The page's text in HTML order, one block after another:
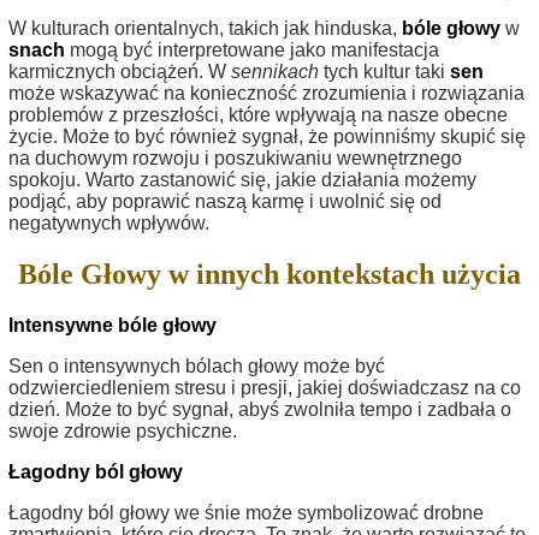
W kulturach orientalnych, takich jak hinduska, bóle głowy w
snach mogą być interpretowane jako manifestacja
karmicznych obciążeń. W sennikach tych kultur taki sen
może wskazywać na konieczność zrozumienia i rozwiązania
problemów z przeszłości, które wpływają na nasze obecne
życie. Może to być również sygnał, że powinniśmy skupić się
na duchowym rozwoju i poszukiwaniu wewnętrznego
spokoju. Warto zastanowić się, jakie działania możemy
podjąć, aby poprawić naszą karmę i uwolnić się od
negatywnych wpływów.
Bóle Głowy w innych kontekstach użycia
Intensywne bóle głowy
Sen o intensywnych bólach głowy może być
odzwierciedleniem stresu i presji, jakiej doświadczasz na co
dzień. Może to być sygnał, abyś zwolniła tempo i zadbała o
swoje zdrowie psychiczne.
Łagodny ból głowy
Łagodny ból głowy we śnie może symbolizować drobne